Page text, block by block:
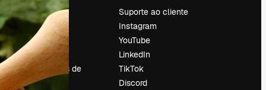
Preços
Sobre nós
Reviews
Emprego
Tendências de
pesquisa
Suporte ao cliente
Instagram
YouTube
LinkedIn
TikTok
Discord